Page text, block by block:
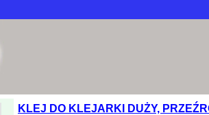
KLEJ DO KLEJARKI DUŻY,